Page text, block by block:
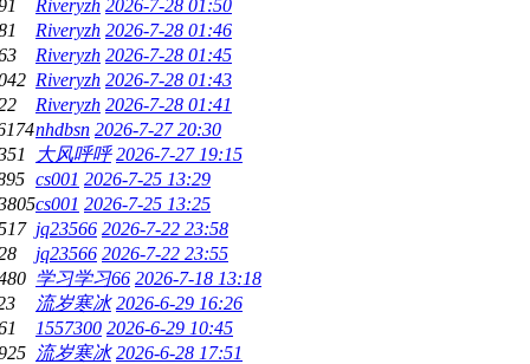
Riveryzh 2026-7-28 01:50
Riveryzh 2026-7-28 01:46
Riveryzh 2026-7-28 01:45
Riveryzh 2026-7-28 01:43
Riveryzh 2026-7-28 01:41
nhdbsn 2026-7-27 20:30
大风呼呼 2026-7-27 19:15
cs001 2026-7-25 13:29
cs001 2026-7-25 13:25
jq23566 2026-7-22 23:58
jq23566 2026-7-22 23:55
学习学习66 2026-7-18 13:18
流岁寒冰 2026-6-29 16:26
1557300 2026-6-29 10:45
流岁寒冰 2026-6-28 17:51